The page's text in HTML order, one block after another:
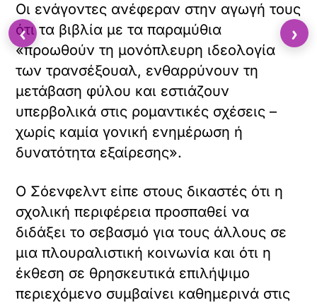
Οι ενάγοντες ανέφεραν στην αγωγή τους
ότι τα βιβλία με τα παραμύθια
«προωθούν τη μονόπλευρη ιδεολογία
των τρανσέξουαλ, ενθαρρύνουν τη
μετάβαση φύλου και εστιάζουν
υπερβολικά στις ρομαντικές σχέσεις –
χωρίς καμία γονική ενημέρωση ή
δυνατότητα εξαίρεσης».
Ο Σόενφελντ είπε στους δικαστές ότι η
σχολική περιφέρεια προσπαθεί να
διδάξει το σεβασμό για τους άλλους σε
μια πλουραλιστική κοινωνία και ότι η
έκθεση σε θρησκευτικά επιλήψιμο
περιεχόμενο συμβαίνει καθημερινά στις
‹ ›